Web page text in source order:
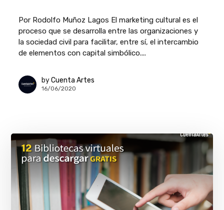
Por Rodolfo Muñoz Lagos El marketing cultural es el
proceso que se desarrolla entre las organizaciones y
la sociedad civil para facilitar, entre sí, el intercambio
de elementos con capital simbólico....
by Cuenta Artes
16/06/2020